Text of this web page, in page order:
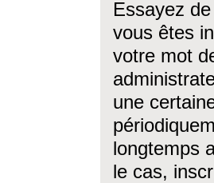
Essayez
vous êtes
votre mot
une
longtemps
le cas,